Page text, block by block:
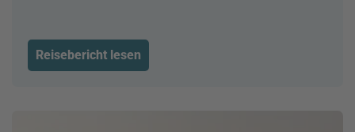
Reisebericht lesen